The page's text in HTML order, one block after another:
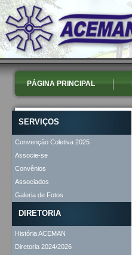
PÁGINA PRINCIPAL
SERVIÇOS
Convenção Coletiva 2025
Associe-se
Convênios
Associados
Galeria de Fotos
DIRETORIA
História ACEMAN
Diretoria 2024/2026